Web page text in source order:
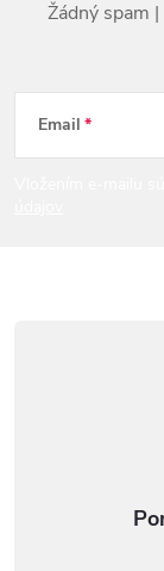
ä
Email